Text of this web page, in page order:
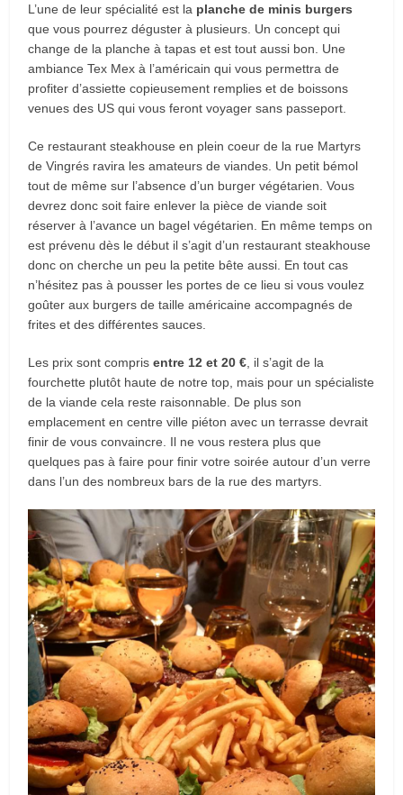
L’une de leur spécialité est la planche de minis burgers
que vous pourrez déguster à plusieurs. Un concept qui
change de la planche à tapas et est tout aussi bon. Une
ambiance Tex Mex à l’américain qui vous permettra de
profiter d’assiette copieusement remplies et de boissons
venues des US qui vous feront voyager sans passeport.
Ce restaurant steakhouse en plein coeur de la rue Martyrs
de Vingrés ravira les amateurs de viandes. Un petit bémol
tout de même sur l’absence d’un burger végétarien. Vous
devrez donc soit faire enlever la pièce de viande soit
réserver à l’avance un bagel végétarien. En même temps on
est prévenu dès le début il s’agit d’un restaurant steakhouse
donc on cherche un peu la petite bête aussi. En tout cas
n’hésitez pas à pousser les portes de ce lieu si vous voulez
goûter aux burgers de taille américaine accompagnés de
frites et des différentes sauces.
Les prix sont comprisentre 12 et 20 € , il s’agit de la
fourchette plutôt haute de notre top, mais pour un spécialiste
de la viande cela reste raisonnable. De plus son
emplacement en centre ville piéton avec un terrasse devrait
finir de vous convaincre. Il ne vous restera plus que
quelques pas à faire pour finir votre soirée autour d’un verre
dans l’un des nombreux bars de la rue des martyrs.